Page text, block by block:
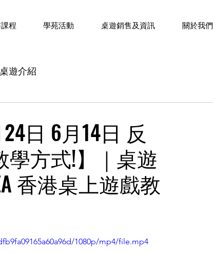
程 學苑活動 桌遊銷售及資訊 關於我們
遊介紹
桌遊教育Q&A 過往活動 最新課程活動
日 6月14日 反
方式!】｜桌遊
香港桌上遊戲教
1080p/mp4/file.mp4